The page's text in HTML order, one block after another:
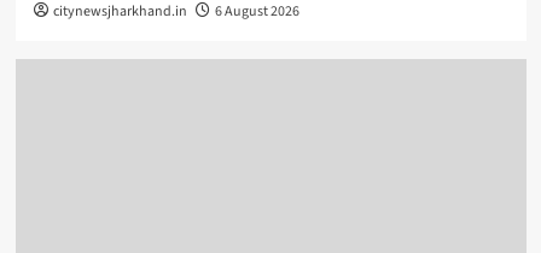
citynewsjharkhand.in 6 August 2026